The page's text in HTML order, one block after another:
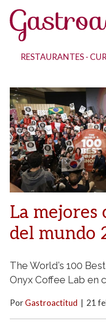
RESTAURANTES-
La mejores
del mundo
The World’s 100
Onyx Coffee Lab en
PorGastroactitud | 21